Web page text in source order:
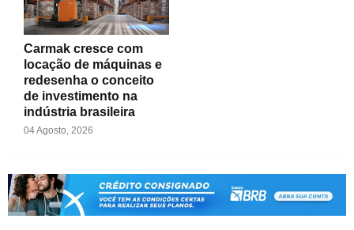
Carmak cresce com
locação de máquinas e
redesenha o conceito
de investimento na
indústria brasileira
04 Agosto, 2026